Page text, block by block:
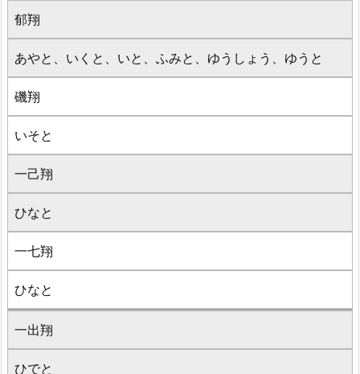
郁翔
あやと、いくと、いと、ふみと、ゆうしょう、ゆうと
磯翔
いそと
一己翔
ひなと
一七翔
ひなと
一出翔
ひでと